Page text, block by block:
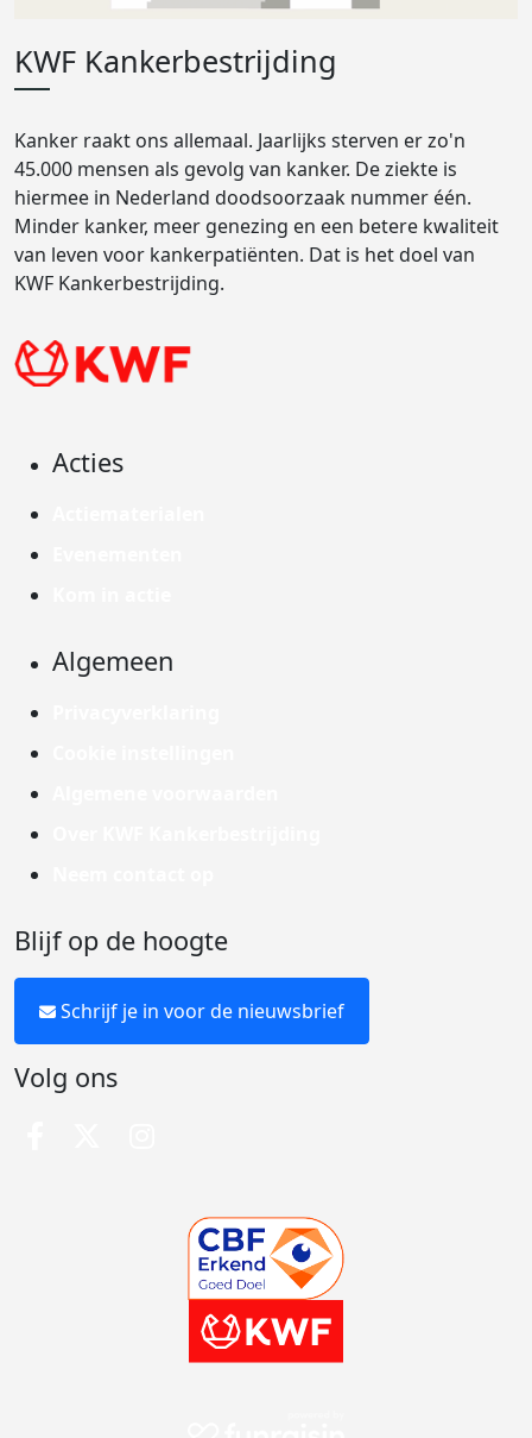
KWF Kankerbestrijding
Kanker raakt ons allemaal. Jaarlijks sterven er zo'n
45.000 mensen als gevolg van kanker. De ziekte is
hiermee in Nederland doodsoorzaak nummer één.
Minder kanker, meer genezing en een betere kwaliteit
van leven voor kankerpatiënten. Dat is het doel van
KWF Kankerbestrijding.
Acties
Algemeen
Blijf op de hoogte
Schrijf je in voor de nieuwsbrief
Volg ons